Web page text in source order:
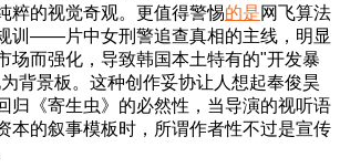
粹的视觉奇观。更值得警惕的是网飞算法
训——片中女刑警追查真相的主线，明显
场而强化，导致韩国本土特有的"开发暴
背景板。这种创作妥协让人想起奉俊昊
归《寄生虫》的必然性，当导演的视听语
本的叙事模板时，所谓作者性不过是宣传